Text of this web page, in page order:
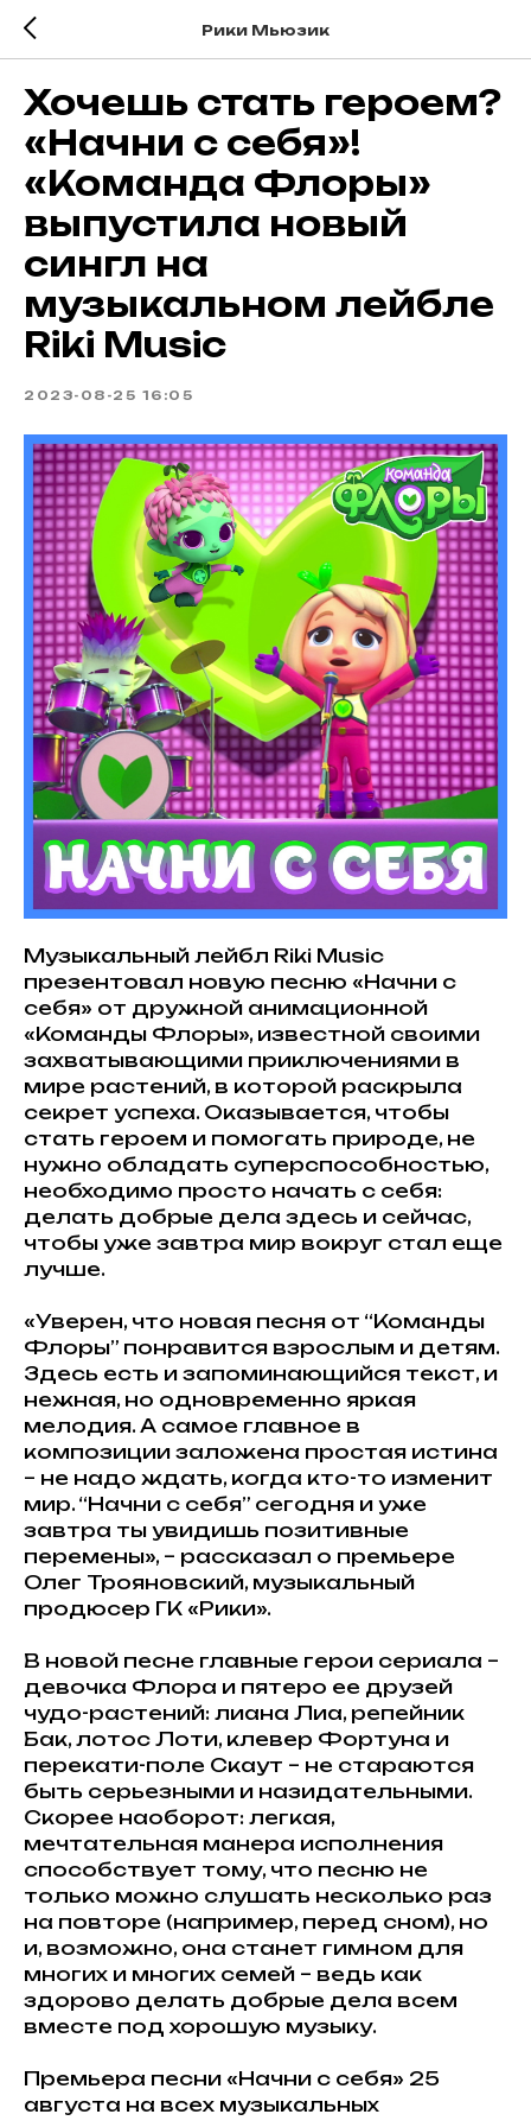
Рики Мьюзик
Хочешь стать героем?
«Начни с себя»!
«Команда Флоры»
выпустила новый
сингл на
музыкальном лейбле
Riki Music
2023-08-25 16:05
Музыкальный лейбл Riki Music
презентовал новую песню «Начни с
себя» от дружной анимационной
«Команды Флоры», известной своими
захватывающими приключениями в
мире растений, в которой раскрыла
секрет успеха. Оказывается, чтобы
стать героем и помогать природе, не
нужно обладать суперспособностью,
необходимо просто начать с себя:
делать добрые дела здесь и сейчас,
чтобы уже завтра мир вокруг стал еще
лучше.
«Уверен, что новая песня от “Команды
Флоры” понравится взрослым и детям.
Здесь есть и запоминающийся текст, и
нежная, но одновременно яркая
мелодия. А самое главное в
композиции заложена простая истина
– не надо ждать, когда кто-то изменит
мир. “Начни с себя” сегодня и уже
завтра ты увидишь позитивные
перемены», – рассказал о премьере
Олег Трояновский, музыкальный
продюсер ГК «Рики».
В новой песне главные герои сериала –
девочка Флора и пятеро ее друзей
чудо-растений: лиана Лиа, репейник
Бак, лотос Лоти, клевер Фортуна и
перекати-поле Скаут – не стараются
быть серьезными и назидательными.
Скорее наоборот: легкая,
мечтательная манера исполнения
способствует тому, что песню не
только можно слушать несколько раз
на повторе (например, перед сном), но
и, возможно, она станет гимном для
многих и многих семей – ведь как
здорово делать добрые дела всем
вместе под хорошую музыку.
Премьера песни «Начни с себя» 25
августа на всех музыкальных